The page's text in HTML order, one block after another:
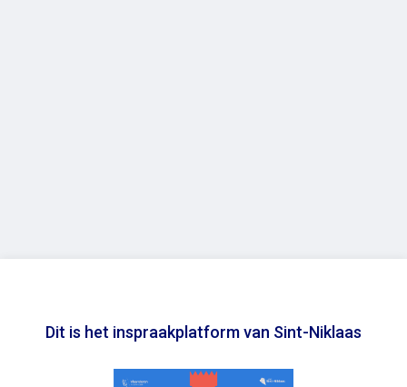
Dit is het inspraakplatform van Sint-Niklaas